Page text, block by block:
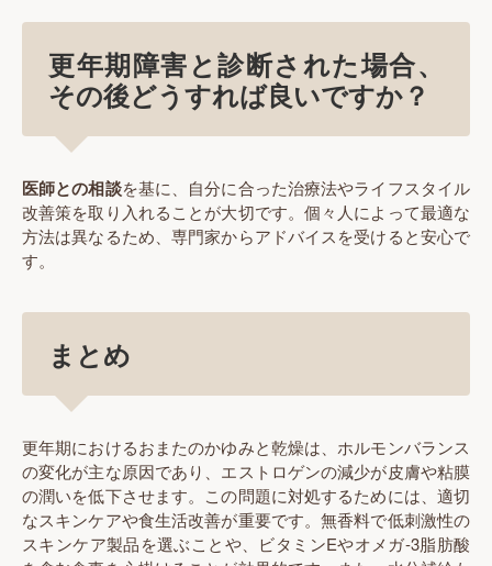
更年期障害と診断された場合、
その後どうすれば良いですか？
医師との相談を基に、自分に合った治療法やライフスタイル
改善策を取り入れることが大切です。個々人によって最適な
方法は異なるため、専門家からアドバイスを受けると安心で
す。
まとめ
更年期におけるおまたのかゆみと乾燥は、ホルモンバランス
の変化が主な原因であり、エストロゲンの減少が皮膚や粘膜
の潤いを低下させます。この問題に対処するためには、適切
なスキンケアや食生活改善が重要です。無香料で低刺激性の
スキンケア製品を選ぶことや、ビタミンEやオメガ-3脂肪酸